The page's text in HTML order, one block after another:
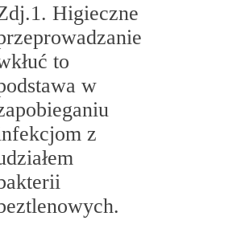
Higieczne
to
w
z